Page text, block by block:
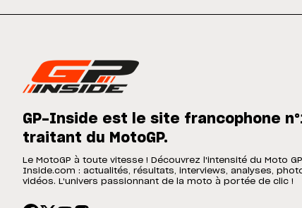
GP-Inside est le site francophone
traitant du MotoGP.
Le MotoGP à toute vitesse ! Découvrez l'intensité du Moto
Inside.com : actualités, résultats, interviews, analyses,
vidéos. L'univers passionnant de la moto à portée de clic !